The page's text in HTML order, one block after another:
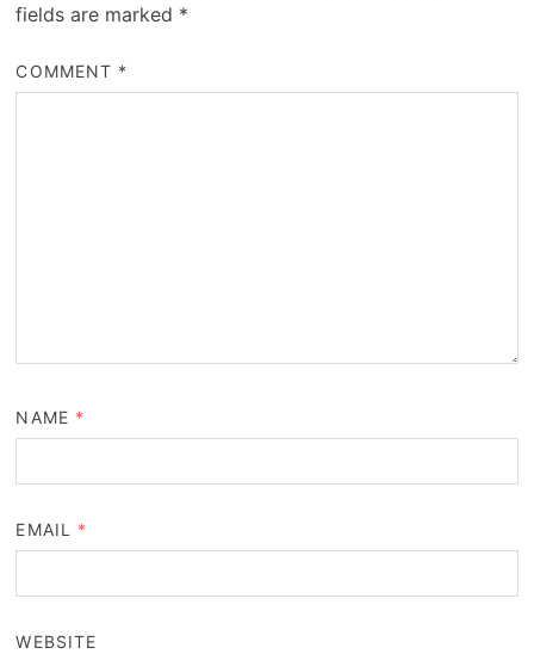
fields are marked *
COMMENT *
NAME *
EMAIL *
WEBSITE